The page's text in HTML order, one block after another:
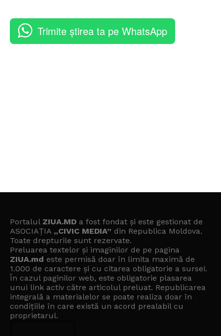
Trimite știrea ta pe WhatsApp
Portalul ZIUA.MD a fost fondat și este gestionat de
ASOCIAȚIA „CIVIC MEDIA” din Republica Moldova.
Toate drepturile sunt rezervate.
Preluarea textelor și imaginilor de pe pagina
ZIUA.md este permisă doar în limita maximă de
1.000 de caractere și cu citarea obligatorie a sursei.
În cazul paginilor web, este obligatorie plasarea
unui link activ către articolul preluat. Republicarea
integrală a materialelor se poate realiza doar în
condițiile în care există un acord prealabil cu
proprietarul.